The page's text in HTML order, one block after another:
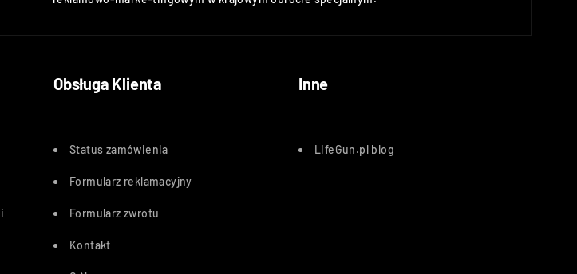
Obsługa Klienta Inne
i
Status zamówienia
Formularz reklamacyjny
Formularz zwrotu
Kontakt
LifeGun.pl blog